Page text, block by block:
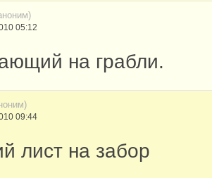
05:12
на грабли.
09:44
лист на забор